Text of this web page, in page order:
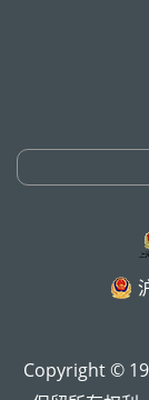
Copyright ©